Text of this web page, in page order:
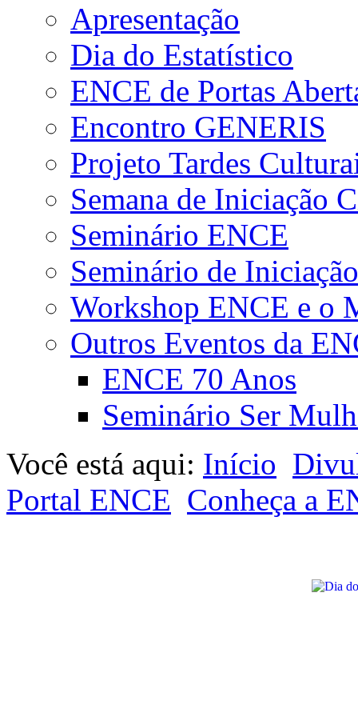
Apresentação
Dia do Estatístico
ENCE de Portas
Encontro GENERIS
Projeto Tardes
Semana de Iniciação
Seminário ENCE
Seminário de
Workshop ENCE e o
Outros Eventos da
ENCE 70 Anos
Seminário Ser
Você está aqui: Início
Portal ENCE Conheça a